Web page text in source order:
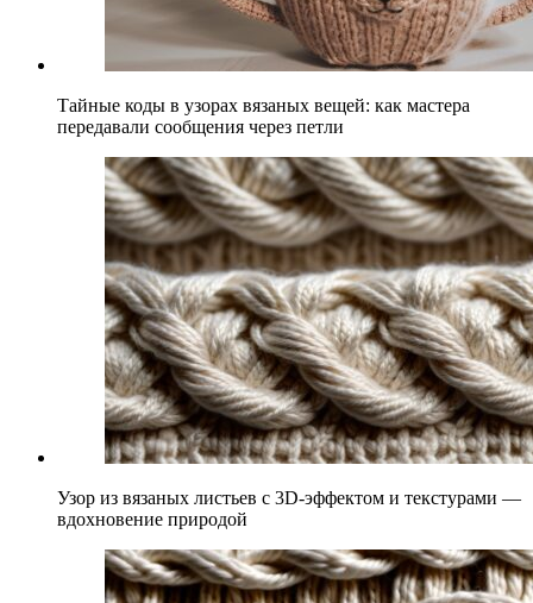
Тайные коды в узорах вязаных вещей: как мастера
передавали сообщения через петли
Узор из вязаных листьев с 3D-эффектом и текстурами —
вдохновение природой